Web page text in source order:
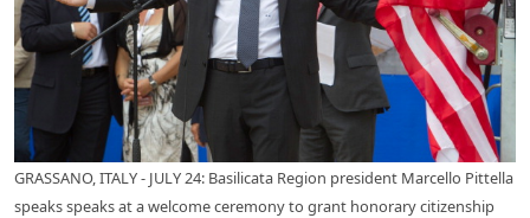
GRASSANO, ITALY - JULY 24: Basilicata Region president Marcello Pittella
speaks speaks at a welcome ceremony to grant honorary citizenship